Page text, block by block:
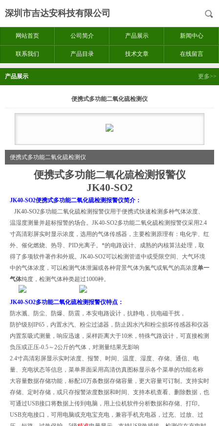
深圳市吉达安科技有限公司
网站首页 公司简介 产品展示 新闻中心
联系我们 产品目录 技术文章 在线留言
产品展示 更多>>
便携式多功能二氧化硫检测仪
便携式多功能二氧化硫检测仪
便携式多功能二氧化硫检测报警仪
JK40-SO2
JK40-SO2便携式多功能二氧化硫检测报警仪简介：
JK40-SO2多功能二氧化硫检测报警仪用于便携式快速检测多种气体浓度、
温湿度测量并超标报警的场合。JK40-SO2多功能二氧化硫检测报警仪采用2.4
寸高清彩屏实时显示浓度，选用的气体传感器，主要检测原理有：电化学、红
外、催化燃烧、热导、PID光离子。*的电路设计、成熟的内核算法处理，取
得了多项软件著作和外观。JK40-SO2可以检测管道中或受限空间、大气环境
中的气体浓度，可以检测气体泄漏或各种背景气体为氮气或氧气的高浓度单一
气体纯度，检测气体种类超过1000种。
JK40-SO2多功能二氧化硫检测报警仪特点：
防水溅、防尘、防爆、防震，本安电路设计，抗静电，抗电磁干扰，
防护级别IP65，内置水汽、粉尘过滤器，防止因水汽和粉尘损坏传感器和仪器
内置泵吸式测量，响应迅速，采样距离大于10米，特殊气路设计，可直接检测
负压或正压-0.5～2公斤的气体，对测量结果无影响
2.4寸高清彩屏显示实时浓度、报警、时间、温度、湿度、存储、通信、电
量、 充电状态等信息，菜单界面采用高清仿真图标显示各个菜单的功能名称
大容量数据存储功能，标配10万条数据存储容量，更大容量可订制。支持实时
存储、定时存储，或只存报警浓度数据和时间、支持本机查看、删除数据， 也
可通过USB接口将数据上传到电脑，用上位机软件分析数据和存储、打印。
USB充电接口，可用电脑或充电宝充电，兼容手机充电器，过充、过放、过